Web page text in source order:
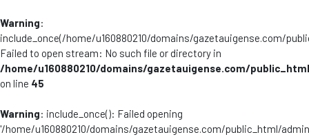
Warning:
include_once(/home/u160880210/domains/gazetauigense.com/
Failed to open stream: No such file or directory in
/home/u160880210/domains/gazetauigense.com/
on line 45
Warning: include_once(): Failed opening
'/home/u160880210/domains/gazetauigense.com/public_html/